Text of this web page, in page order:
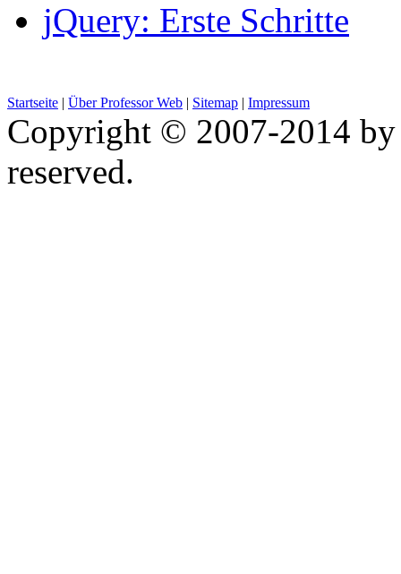
jQuery: Erste Schritte
Startseite | Über Professor Web | Sitemap | Impressum
Copyright © 2007-2014
reserved.